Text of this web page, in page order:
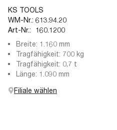
KS TOOLS
WM-Nr.: 613.94.20
Art-Nr.:
160.1200
Breite: 1.160 mm
Tragfähigkeit: 700 kg
Tragfähigkeit: 0,7 t
Länge: 1.090 mm
Filiale wählen